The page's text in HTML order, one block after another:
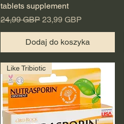
tablets supplement
Regularna cena
24,99 GBP Cena rabatowa
23,99 GBP
Dodaj do koszyka
Like Tribiotic